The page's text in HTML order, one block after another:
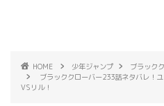
HOME 少年ジャンプ
ブラック
ブラッククローバー233話ネタバレ！
VSリル！